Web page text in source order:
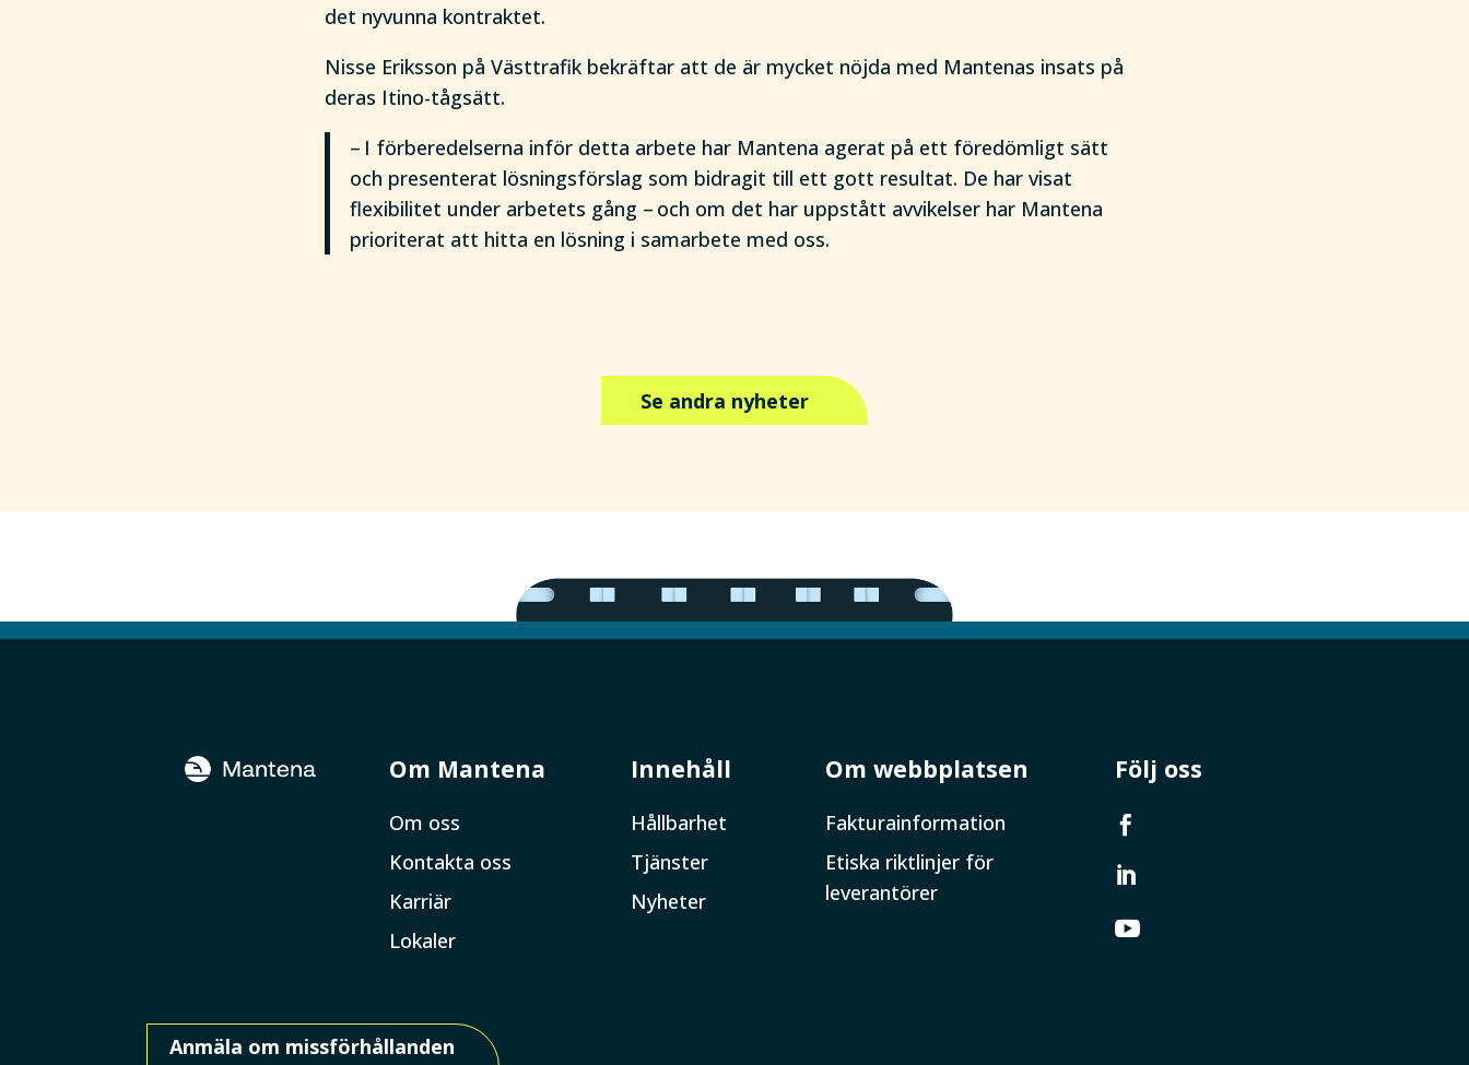
det nyvunna kontraktet.
Nisse Eriksson på Västtrafik bekräftar att de är mycket nöjda med Mantenas insats på
deras Itino-tågsätt.
– I förberedelserna inför detta arbete har Mantena agerat på ett föredömligt sätt
och presenterat lösningsförslag som bidragit till ett gott resultat. De har visat
flexibilitet under arbetets gång – och om det har uppstått avvikelser har Mantena
prioriterat att hitta en lösning i samarbete med oss.
Se andra nyheter
Om Mantena
Om oss
Kontakta oss
Karriär
Lokaler
Innehåll
Hållbarhet
Tjänster
Nyheter
Om webbplatsen
Faktura­information
Etiska riktlinjer för
leverantörer
Följ oss



Anmäla om missförhållanden